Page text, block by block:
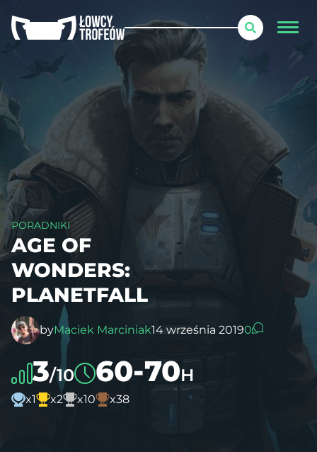
PORADNIKI
AGE OF
WONDERS:
PLANETFALL
byMaciek Marciniak14 września 20190
3/10 60-70H
x1 x2 x10 x38